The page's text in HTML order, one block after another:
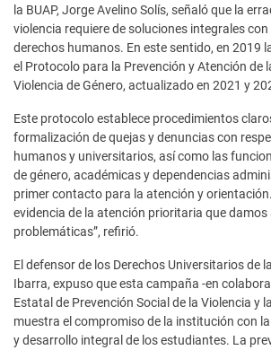
la BUAP, Jorge Avelino Solís, señaló que la
violencia requiere de soluciones integrales
derechos humanos. En este sentido, en 2019
el Protocolo para la Prevención y Atención de
Violencia de Género, actualizado en 2021 y
Este protocolo establece procedimientos
formalización de quejas y denuncias con
humanos y universitarios, así como las
de género, académicas y dependencias
primer contacto para la atención y
evidencia de la atención prioritaria que damos
problemáticas”, refirió.
El defensor de los Derechos Universitarios de
Ibarra, expuso que esta campaña -en
Estatal de Prevención Social de la Violencia y
muestra el compromiso de la institución con
y desarrollo integral de los estudiantes. La